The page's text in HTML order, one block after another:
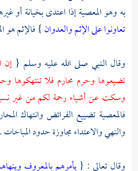
به وهو المعصية إذا اعتدى بخيانة أو
تعاونوا على الإثم والعدوان} فالإثم هو
وقال النبي صلى الله عليه وسلم {
تضيعوها وحرم محارم فلا تنتهكوها
وسكت عن أشياء رحمة لكم من غير
فالمعصية تضييع الفرائض وانتهاك
والنهي والاعتداء مجاوزة حدود المباحات .
وقال تعالى : {يأمرهم بالمعروف